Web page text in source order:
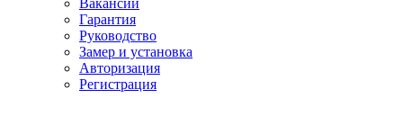
Гарантия
Руководство
Замер и установка
Авторизация
Регистрация